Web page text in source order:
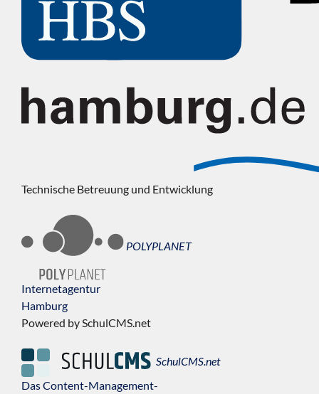
Technische Betreuung und Entwicklung
POLYPLANET
Internetagentur
Hamburg
Powered by SchulCMS.net
SchulCMS.net
Das Content-Management-